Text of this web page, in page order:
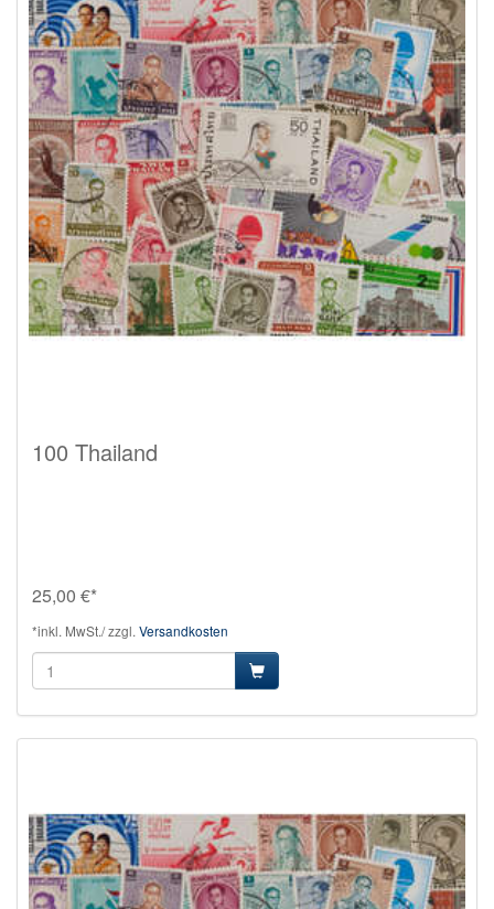
100 Thailand
25,00 €*
*inkl. MwSt./ zzgl. Versandkosten